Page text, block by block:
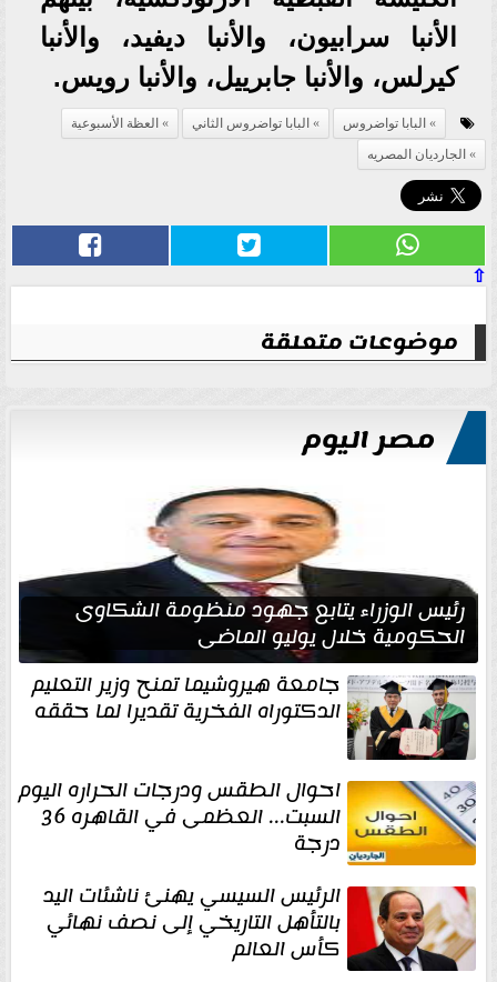
الأنبا سرابيون، والأنبا ديفيد، والأنبا
كيرلس، والأنبا جابرييل، والأنبا رويس.
البابا تواضروس البابا تواضروس الثاني
العظة الأسبوعية
الجارديان المصريه
⇧
موضوعات متعلقة
مصر اليوم
رئيس الوزراء يتابع جهود منظومة الشكاوى
الحكومية خلال يوليو الماضي
جامعة هيروشيما تمنح وزير التعليم
الدكتوراه الفخرية تقديرا لما حققه
احوال الطقس ودرجات الحراره اليوم
السبت... العظمى في القاهره 36
درجة
الرئيس السيسي يهنئ ناشئات اليد
بالتأهل التاريخي إلى نصف نهائي
كأس العالم